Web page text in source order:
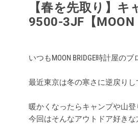
【春を先取り】
9500-3JF【MOON
いつもMOON BRIDGE時計屋の
最近東京は冬の寒さに逆戻り
暖かくなったらキャンプや山
今回はそんなアウトドア好き